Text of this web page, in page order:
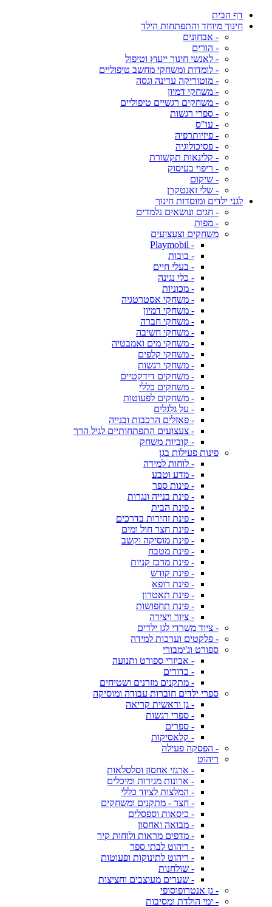
דף הבית
חינוך מיוחד והתפתחות הילד
- אבחונים
- הורים
- לאנשי חינוך ייעוץ וטיפול
- לומדות ומשחקי מחשב טיפוליים
- מוטוריקה עדינה וגסה
- משחקי דמיון
- משחקים רגשיים טיפוליים
- ספרי רגשות
- עו"ס
- פיזיותרפיה
- פסיכולוגיה
- קלינאות תקשורת
- ריפוי בעיסוק
- שיקום
- שלי זאנטקרן
לגני ילדים ומוסדות חינוך
- חגים ונושאים נלמדים
- מפות
משחקים וצעצועים
- Playmobil
- בובות
- בעלי חיים
- כלי נגינה
- מכוניות
- משחקי אסטרטגיה
- משחקי דמיון
- משחקי חברה
- משחקי חשיבה
- משחקי מים ואמבטיה
- משחקי קלפים
- משחקי רגשות
- משחקים דידקטיים
- משחקים כללי
- משחקים לפעוטות
- על גלגלים
- פאזלים הרכבות ובנייה
- צעצועים התפתחותיים לגיל הרך
- קוביות משחק
פינות פעילות בגן
- לוחות למידה
- מדע וטבע
- פינות ספר
- פינת בנייה ונגרות
- פינת הבית
- פינת זהירות בדרכים
- פינת חצר חול ומים
- פינת מוסיקה וקשב
- פינת מטבח
- פינת מרכז קניות
- פינת קודש
- פינת רופא
- פינת תאטרון
- פינת תחפושות
- ציור ויצירה
- ציוד משרדי לגן ילדים
- פלקטים וערכות למידה
ספורט וג'ימבורי
- אביזרי ספורט ותנועה
- כדורים
- מתקנים מזרנים ושטיחים
ספרי ילדים חוברות עבודה ומוסיקה
- גן וראשית קריאה
- ספרי רגשות
- ספרים
- קלאסיקות
- הפסקה פעילה
ריהוט
- ארגזי אחסון וסלסלאות
- ארונות מגירות ומיכלים
- המלצות לציוד כללי
- חצר - מתקנים ומשחקים
- כיסאות וספסלים
- מבואה ואחסון
- מדפים מראות ולוחות קיר
- ריהוט לבתי ספר
- ריהוט לתינוקות ופעוטות
- שולחנות
- שערים מעוצבים וחציצות
- גן אנטרופוסופי
- ימי הולדת ומסיבות